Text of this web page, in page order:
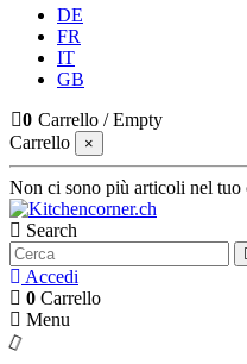
DE
FR
IT
GB
0 Carrello /Empty
Carrello
×
Non ci sono più articoli nel tuo
Search
Accedi
0 Carrello
Menu